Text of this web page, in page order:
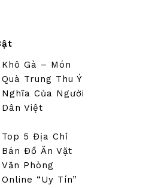
Khô Gà – Món
Quà Trung Thu Ý
Nghĩa Của Người
Dân Việt
Top 5 Địa Chỉ
Bán Đồ Ăn Vặt
Văn Phòng
Online “Uy Tín”